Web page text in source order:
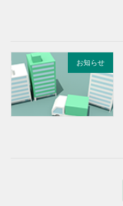
お知らせ